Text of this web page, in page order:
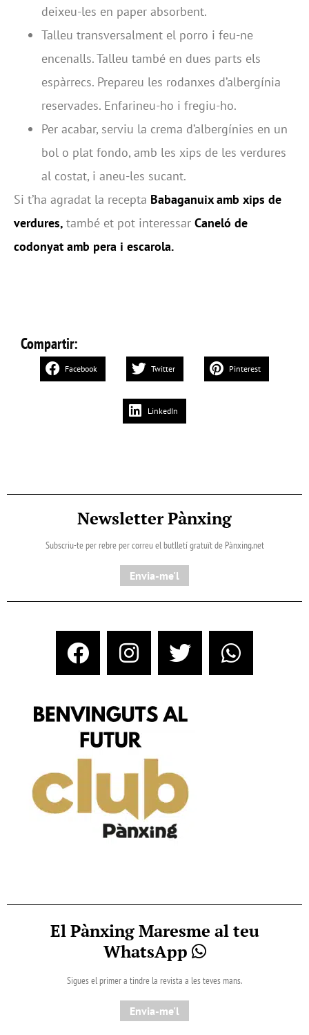
deixeu-les en paper absorbent.
Talleu transversalment el porro i feu-ne
encenalls. Talleu també en dues parts els
espàrrecs. Prepareu les rodanxes d’albergínia
reservades. Enfarineu-ho i fregiu-ho.
Per acabar, serviu la crema d’albergínies en un
bol o plat fondo, amb les xips de les verdures
al costat, i aneu-les sucant.
Si t’ha agradat la recepta Babaganuix amb xips de
verdures, també et pot interessar Caneló de
codonyat amb pera i escarola.
Compartir:
Facebook Twitter Pinterest
LinkedIn
Newsletter Pànxing
Subscriu-te per rebre per correu el butlletí gratuït de Pànxing.net​
Envia-me'l
El Pànxing Maresme al teu
WhatsApp
Sigues el primer a tindre la revista a les teves mans.
Envia-me'l